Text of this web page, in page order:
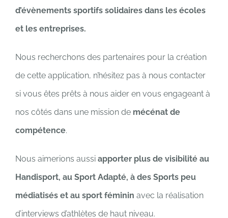
d’évènements sportifs solidaires dans les écoles
et les entreprises.
Nous recherchons des partenaires pour la création
de cette application, n’hésitez pas à nous contacter
si vous êtes prêts à nous aider en vous engageant à
nos côtés dans une mission de mécénat de
compétence.
Nous aimerions aussi apporter plus de visibilité au
Handisport, au Sport Adapté, à des Sports peu
médiatisés et au sport féminin avec la réalisation
d’interviews d’athlètes de haut niveau.